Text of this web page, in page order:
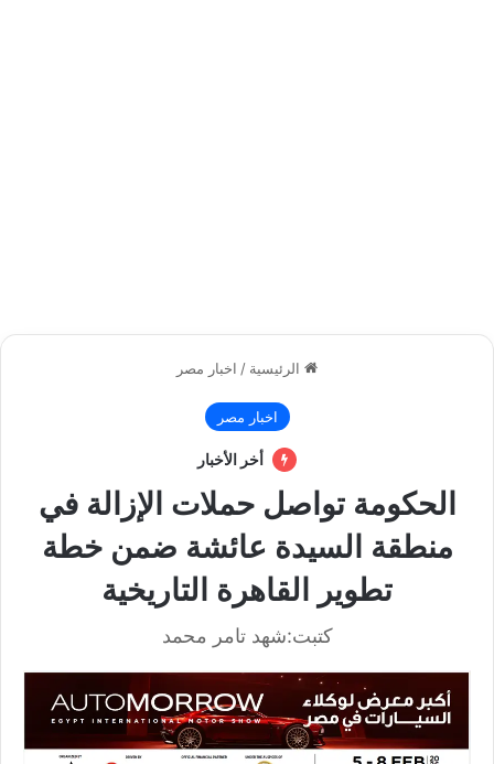
الرئيسية / اخبار مصر
اخبار مصر
أخر الأخبار
الحكومة تواصل حملات الإزالة في
منطقة السيدة عائشة ضمن خطة
تطوير القاهرة التاريخية
كتبت:شهد تامر محمد